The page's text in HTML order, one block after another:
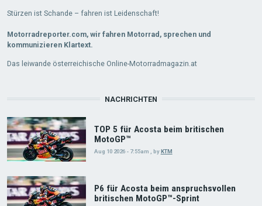
Stürzen ist Schande – fahren ist Leidenschaft!
Motorradreporter.com, wir fahren Motorrad, sprechen und
kommunizieren Klartext.
Das leiwande österreichische Online-Motorradmagazin.at
NACHRICHTEN
TOP 5 für Acosta beim britischen
MotoGP™
Aug 10 2026 - 7:55am byKTM
P6 für Acosta beim anspruchsvollen
britischen MotoGP™-Sprint